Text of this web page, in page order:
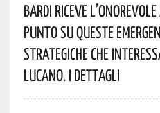
Bardi Riceve
Punto Su Queste
Strategiche Che
Lucano. I Dettagli